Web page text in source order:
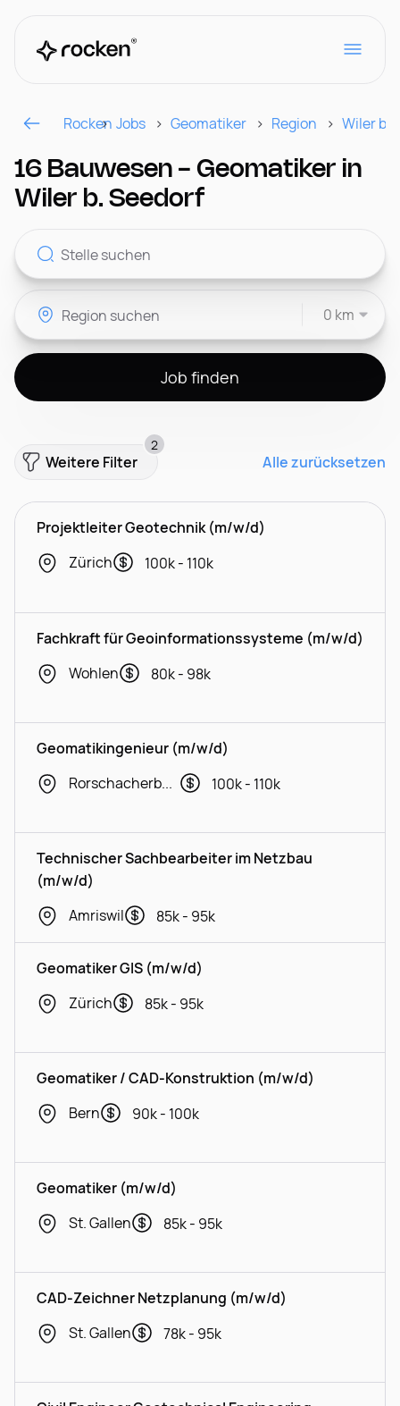
Für Arbeitgeber
Kontakt
CH
Rocken Jobs Geomatiker Region Wiler b.
16 Bauwesen - Geomatiker in
Wiler b. Seedorf
0 km
Job finden
Weitere Filter
2
Alle zurücksetzen
Projektleiter Geotechnik (m/w/d)
Zürich
100k - 110k
Fachkraft für Geoinformationssysteme (m/w/d)
Wohlen
80k - 98k
Geomatikingenieur (m/w/d)
Rorschacherberg
100k - 110k
Technischer Sachbearbeiter im Netzbau
(m/w/d)
Amriswil
85k - 95k
Geomatiker GIS (m/w/d)
Zürich
85k - 95k
Geomatiker / CAD-Konstruktion (m/w/d)
Bern
90k - 100k
Geomatiker (m/w/d)
St. Gallen
85k - 95k
CAD-Zeichner Netzplanung (m/w/d)
St. Gallen
78k - 95k